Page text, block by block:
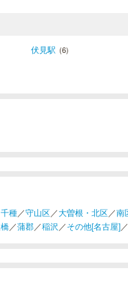
伏見駅 (6)
千種／守山区／大曽根・北区／南
／蒲郡／稲沢 ／その他[名古屋]／